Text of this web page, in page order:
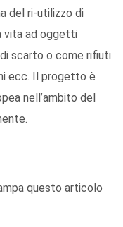
del ri-utilizzo di
vita ad oggetti
scarto o come rifiuti
ecc. Il progetto è
nell’ambito del
questo articolo